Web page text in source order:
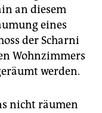
an diesem
eines
der Scharni
Wohnzimmers
werden.
nicht räumen